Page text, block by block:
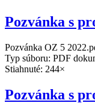
Pozvánka s
Pozvánka OZ 5
Typ súboru: PDF
Stiahnuté: 244×
Pozvánka s